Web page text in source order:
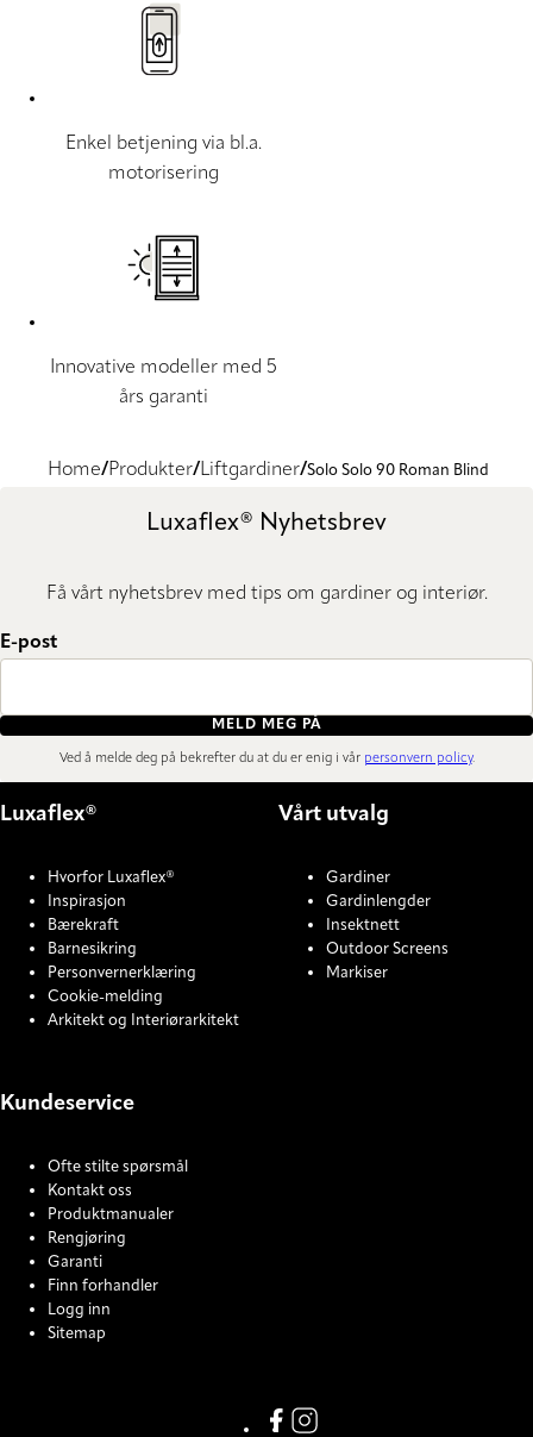
Enkel betjening via bl.a.
motorisering
Innovative modeller med 5
års garanti
Home Produkter Liftgardiner Solo Solo 90 Roman Blind
Luxaflex® Nyhetsbrev
Få vårt nyhetsbrev med tips om gardiner og interiør.
E-post
MELD MEG PÅ
Ved å melde deg på bekrefter du at du er enig i vår personvern policy.
Luxaflex®
Hvorfor Luxaflex®
Inspirasjon
Bærekraft
Barnesikring
Personvernerklæring
Cookie-melding
Arkitekt og Interiørarkitekt
Vårt utvalg
Gardiner
Gardinlengder
Insektnett
Outdoor Screens
Markiser
Kundeservice
Ofte stilte spørsmål
Kontakt oss
Produktmanualer
Rengjøring
Garanti
Finn forhandler
Logg inn
Sitemap
Facebook
Instagram